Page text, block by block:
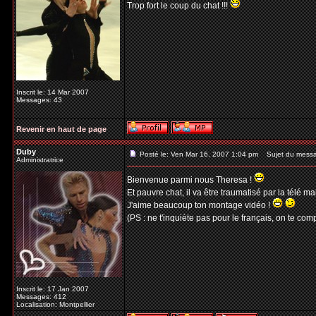
Inscrit le: 14 Mar 2007
Messages: 43
Trop fort le coup du chat !!!
Revenir en haut de page
Duby
Administratrice
Inscrit le: 17 Jan 2007
Messages: 412
Localisation: Montpellier
Posté le: Ven Mar 16, 2007 1:04 pm Sujet du
Bienvenue parmi nous Theresa !
Et pauvre chat, il va être traumatisé par la télé
J'aime beaucoup ton montage vidéo !
(PS : ne t'inquiète pas pour le français, on te